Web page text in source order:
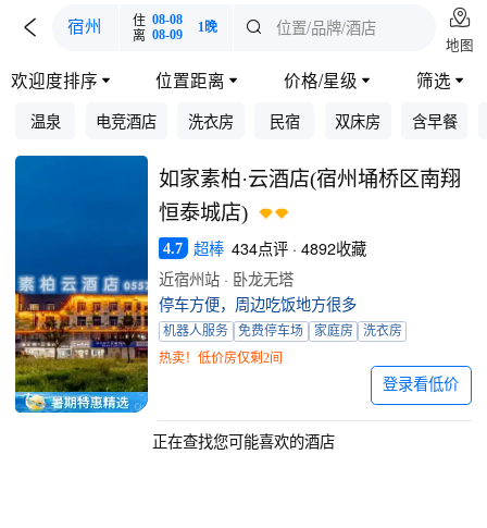
 宿州 住 08-08
离 08-09 1晚  位置/品牌/酒店 
地图
欢迎度排序  位置距离  价格/星级  筛选 
温泉 电竞酒店 洗衣房 民宿 双床房 含早餐
如家素柏·云酒店(宿州埇桥区南翔
恒泰城店)
4.7 超棒 434点评 · 4892收藏
近宿州站 · 卧龙无塔
停车方便，周边吃饭地方很多
机器人服务 免费停车场 家庭房
洗衣房
热卖！低价房仅剩2间
登录看低价
正在查找您可能喜欢的酒店